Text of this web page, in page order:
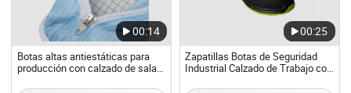
00:14
Botas altas antiestáticas para
producción con calzado de sala
00:25
Zapatillas Botas de Seguridad
Industrial Calzado de Trabajo con